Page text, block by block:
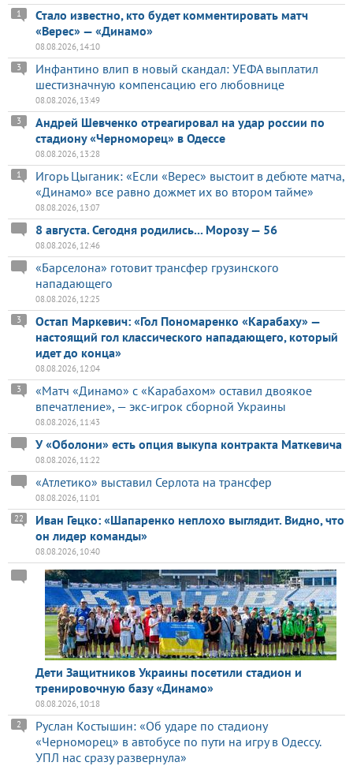
Стало известно, кто будет комментировать матч
«Верес» — «Динамо»
1
08.08.2026, 14:10
Инфантино влип в новый скандал: УЕФА выплатил
шестизначную компенсацию его любовнице
3
08.08.2026, 13:49
Андрей Шевченко отреагировал на удар россии по
стадиону «Черноморец» в Одессе
3
08.08.2026, 13:28
Игорь Цыганик: «Если «Верес» выстоит в дебюте матча,
«Динамо» все равно дожмет их во втором тайме»
1
08.08.2026, 13:07
8 августа. Сегодня родились... Морозу — 56
08.08.2026, 12:46
«Барселона» готовит трансфер грузинского
нападающего
08.08.2026, 12:25
Остап Маркевич: «Гол Пономаренко «Карабаху» —
настоящий гол классического нападающего, который
идет до конца»
3
08.08.2026, 12:04
«Матч «Динамо» с «Карабахом» оставил двоякое
впечатление», — экс-игрок сборной Украины
3
08.08.2026, 11:43
У «Оболони» есть опция выкупа контракта Маткевича
08.08.2026, 11:22
«Атлетико» выставил Серлота на трансфер
08.08.2026, 11:01
Иван Гецко: «Шапаренко неплохо выглядит. Видно, что
он лидер команды»
22
08.08.2026, 10:40
Дети Защитников Украины посетили стадион и
тренировочную базу «Динамо»
08.08.2026, 10:18
Руслан Костышин: «Об ударе по стадиону
«Черноморец» в автобусе по пути на игру в Одессу.
УПЛ нас сразу развернула»
2